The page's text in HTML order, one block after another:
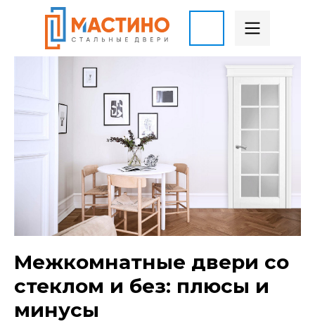
Межкомнатные двери со
стеклом и без: плюсы и
минусы